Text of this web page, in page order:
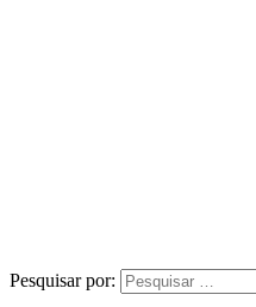
Pesquisar por: